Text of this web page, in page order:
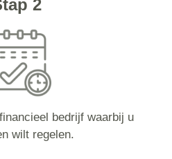
2
bedrijf waarbij u
wilt regelen.